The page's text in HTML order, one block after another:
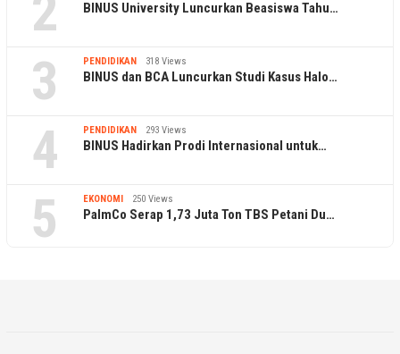
BINUS University Luncurkan Beasiswa Tahu…
3 PENDIDIKAN 318 Views
BINUS dan BCA Luncurkan Studi Kasus Halo…
4 PENDIDIKAN 293 Views
BINUS Hadirkan Prodi Internasional untuk…
5 EKONOMI 250 Views
PalmCo Serap 1,73 Juta Ton TBS Petani Du…